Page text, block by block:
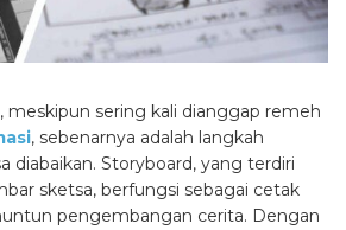
meskipun sering kali dianggap remeh
, sebenarnya adalah langkah
diabaikan. Storyboard, yang terdiri
sketsa, berfungsi sebagai cetak
pengembangan cerita. Dengan